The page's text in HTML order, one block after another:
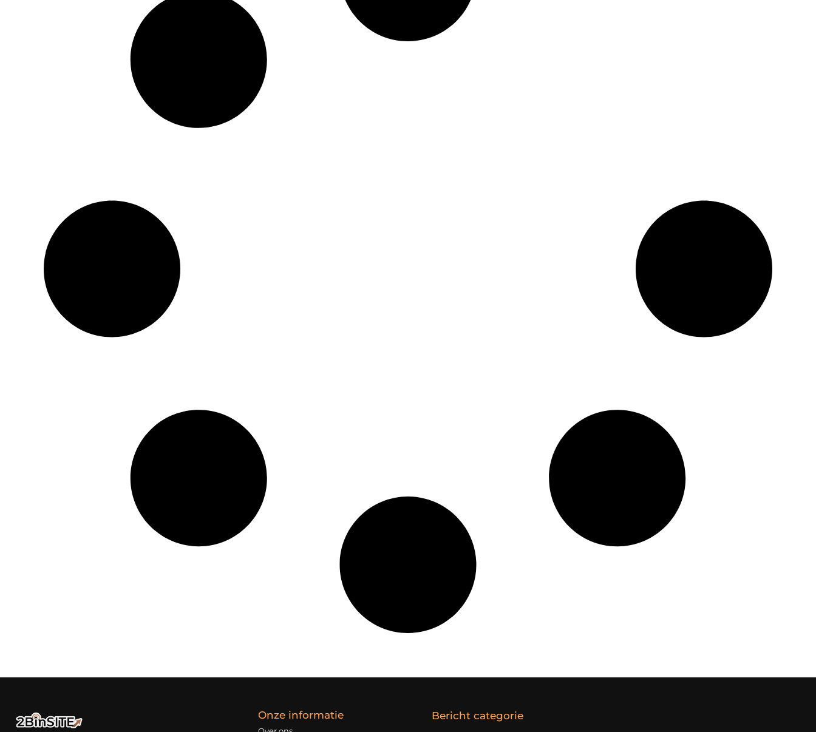
Onze informatie Bericht categorie